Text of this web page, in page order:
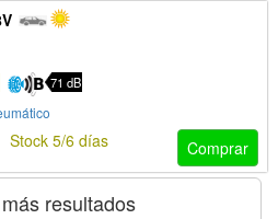
71 dB
Comprar
Stock 5/6 días
resultados